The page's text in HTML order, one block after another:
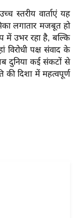
स्तरीय वार्ताएं यह
लगातार मजबूत हो
में उभर रहा है, बल्कि
पक्ष संवाद के
दुनिया कई संकटों से
की दिशा में महत्वपूर्ण